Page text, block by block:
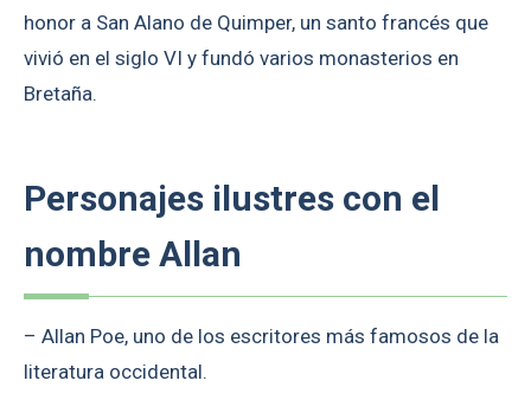
honor a San Alano de Quimper, un santo francés que
vivió en el siglo VI y fundó varios monasterios en
Bretaña.
Personajes ilustres con el
nombre Allan
– Allan Poe, uno de los escritores más famosos de la
literatura occidental.